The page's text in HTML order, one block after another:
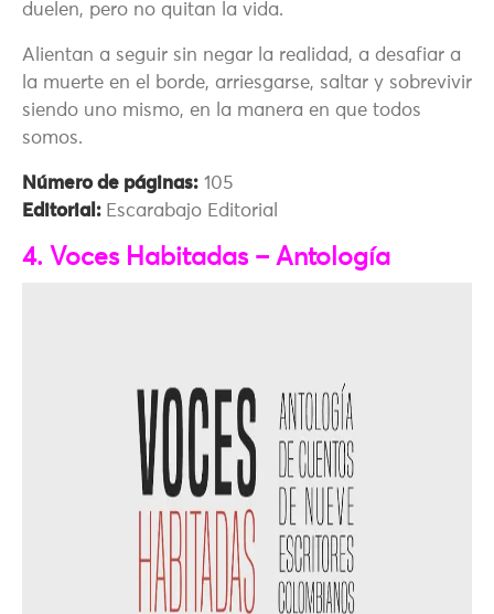
duelen, pero no quitan la vida.
Alientan a seguir sin negar la realidad, a desafiar a
la muerte en el borde, arriesgarse, saltar y sobrevivir
siendo uno mismo, en la manera en que todos
somos.
Número de páginas: 105
Editorial: Escarabajo Editorial
4. Voces Habitadas – Antología